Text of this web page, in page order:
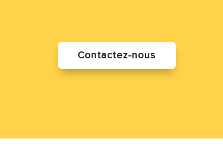
Contactez-nous